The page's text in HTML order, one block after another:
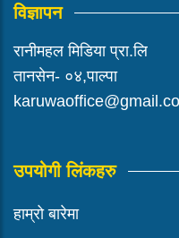
विज्ञापन
रानीमहल मिडिया प्रा.लि
तानसेन- ०४,पाल्पा
उपयोगी लिंकहरु
हाम्रो बारेमा